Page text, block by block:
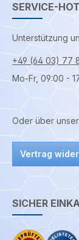
SERVICE-
Unterstützung
+49 (64 03) 77
Mo-Fr, 09:00 -
Oder über unser
Vertrag
SICHER